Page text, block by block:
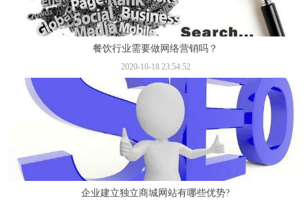
餐饮行业需要做网络营销吗？
2020-10-18 23:54:52
企业建立独立商城网站有哪些优势?